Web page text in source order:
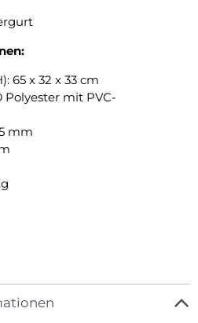
65 x 32 x 33 cm
Polyester mit PVC-
mm